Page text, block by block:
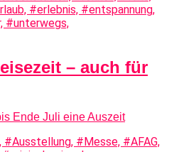
– auch für
Ende Juli eine Auszeit